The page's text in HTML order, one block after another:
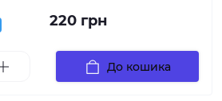
220 грн
До кошика